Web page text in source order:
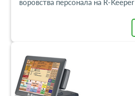
воровства персонала на R-Keeper